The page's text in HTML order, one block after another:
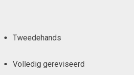
Tweedehands
Volledig gereviseerd